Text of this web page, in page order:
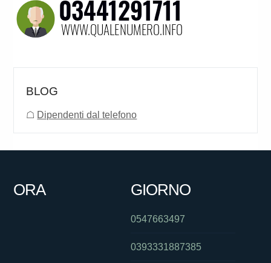
BLOG
☖ Dipendenti dal telefono
ORA GIORNO
0547663497
0393331887385